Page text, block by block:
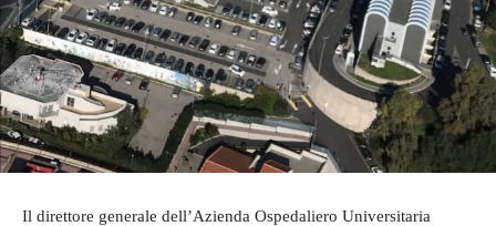
Il direttore generale dell’Azienda Ospedaliero Universitaria